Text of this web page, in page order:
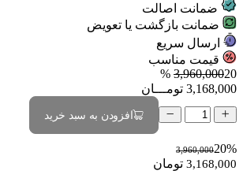
ضمانت اصالت
ضمانت بازگشت یا تعویض
ارسال سریع
قیمت مناسب
3,960,00020 %
3,168,000 تومـــان
افزودن به سبد خرید
3,960,00020%
3,168,000 تومان